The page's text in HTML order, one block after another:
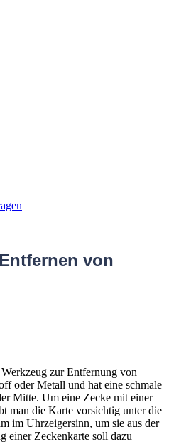
von
zur Entfernung von
oder Metall und hat eine schmale
Mitte. Um eine Zecke mit einer
man die Karte vorsichtig unter die
im Uhrzeigersinn, um sie aus der
einer Zeckenkarte soll dazu